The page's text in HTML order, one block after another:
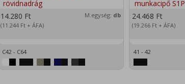
14.280 Ft
(11.244 Ft+ ÁFA)
M.egység: db
C42 - C64
24.468 Ft
(19.266 Ft + ÁFA)
41 - 42